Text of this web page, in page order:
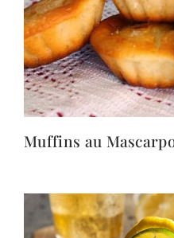
Muffins au